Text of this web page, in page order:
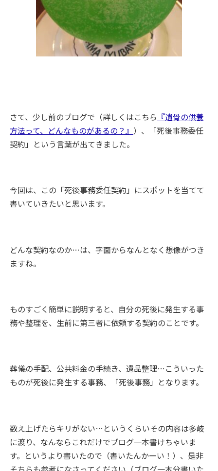
さて、少し前のブログで（詳しくはこちら 『遺骨の供養
方法って、どんなものがあるの？』 ）、「死後事務委任
契約」という言葉が出てきました。
今回は、この「死後事務委任契約」にスポットを当てて
書いていきたいと思います。
どんな契約なのか…は、字面からなんとなく想像がつき
ますね。
ものすごく簡単に説明すると、自分の死後に発生する事
務や整理を、生前に第三者に依頼する契約のことです。
葬儀の手配、公共料金の手続き、遺品整理…こういった
ものが死後に発生する事務、「死後事務」となります。
数え上げたらキリがない…というくらいその内容は多岐
に渡り、なんならこれだけでブログ一本書けちゃいま
す。というより書いたので（書いたんかーい！）、是非